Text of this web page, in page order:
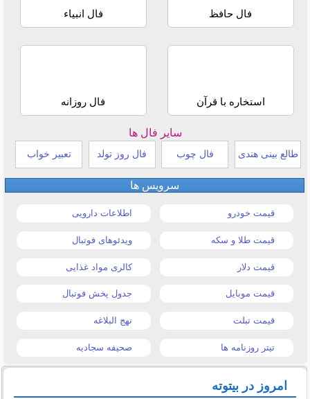
فال حافظ فال انبیاء
استخاره با قرآن فال روزانه
سایر فال ها
طالع بینی هندی فال چوب فال روز تولد تعبیر خواب
سرویس ها
قیمت خودرو اطلاعات دارویی
قیمت طلا و سکه ویدئوهای فوتبال
قیمت دلار کالری مواد غذایی
قیمت موبایل جدول پخش فوتبال
قیمت تبلت نهج البلاغه
تیتر روزنامه ها صحیفه سجادیه
امروز در بیتوته